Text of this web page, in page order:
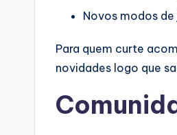
Novos modos
Para quem curte
novidades logo que